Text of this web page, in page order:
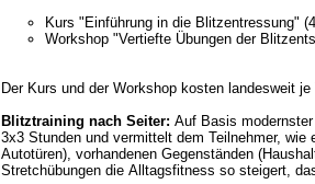
Kurs "Einführung in die Blitzentressung"
Workshop "Vertiefte Übungen der
Der Kurs und der Workshop kosten landesweit
Blitztraining nach Seiter: Auf Basis
3x3 Stunden und vermittelt dem Teilnehmer,
Autotüren), vorhandenen Gegenständen
Stretchübungen die Alltagsfitness so steigert,